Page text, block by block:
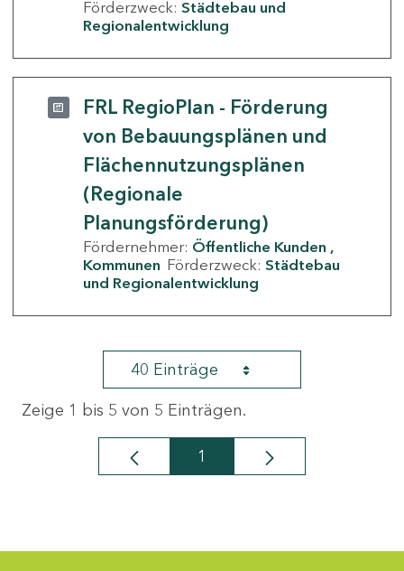
Förderzweck: Städtebau und
Regionalentwicklung
FRL RegioPlan - Förderung
von Bebauungsplänen und
Flächennutzungsplänen
(Regionale
Planungsförderung)
Fördernehmer: Öffentliche Kunden
Kommunen Förderzweck: Städtebau
und Regionalentwicklung
40 Einträge
Zeige 1 bis 5 von 5 Einträgen.
Seite
1